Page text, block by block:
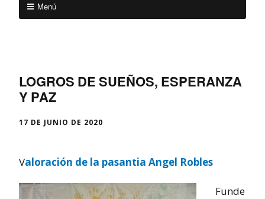
Menú
LOGROS DE SUEÑOS, ESPERANZA
Y PAZ
17 DE JUNIO DE 2020
Valoración de la pasantia Angel Robles
Funde